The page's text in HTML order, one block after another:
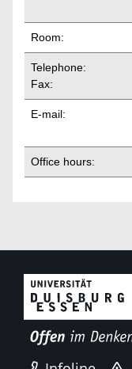
Room:
Telephone:
Fax:
E-mail:
Office hours: